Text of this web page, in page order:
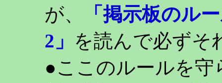
が、
「掲示板のル
2」 を読んで必ずそ
●ここのルールを守